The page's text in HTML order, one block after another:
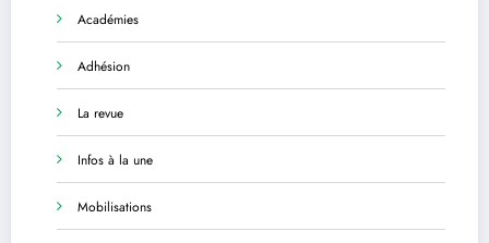
Académies
Adhésion
La revue
Infos à la une
Mobilisations